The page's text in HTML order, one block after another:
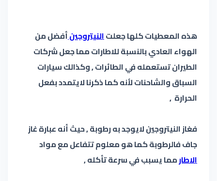
هذه المعطيات كلها جعلتالنيتروجينأفضل من
الهواء العادي بالنسبة للاطارات مما جعل شركات
الطيران تستعمله في الطائرات , وكذالك سيارات
السباق والشاحنات لأنه كما ذكرنا لايتمدد بفعل
الحرارة ,
فغاز النيتروجين لايوجد به رطوبة , حيث أنه عبارة غاز
جاف فالرطوبة كما هو معلوم تتفاعل مع مواد
الاطارمما يسبب في سرعة تأكله ,